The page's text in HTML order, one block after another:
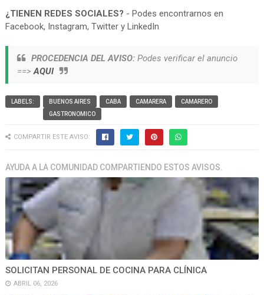
¿TIENEN REDES SOCIALES? - Podes encontrarnos en
Facebook, Instagram, Twitter y LinkedIn
PROCEDENCIA DEL AVISO:Podes verificar el anuncio
==>AQUI
LABELS: BUENOS AIRES CABA CAMARERA
CAMARERO
GASTRONOMICO
COMPARTIR ESTE AVISO:
AYUDA A LA COMUNIDAD COMPARTIENDO ESTOS AVISOS.
SOLICITAN PERSONAL DE COCINA PARA CLÍNICA
ABRIL 06, 2026